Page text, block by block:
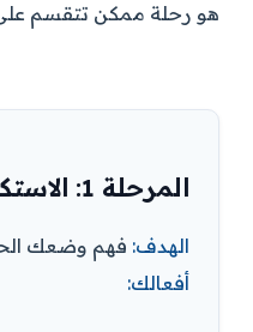
هو رحلة ممكن تتقسم
المرحلة 1: الاستكشاف (أسبوعان)
الهدف: فهم وضعك
أفعالك: